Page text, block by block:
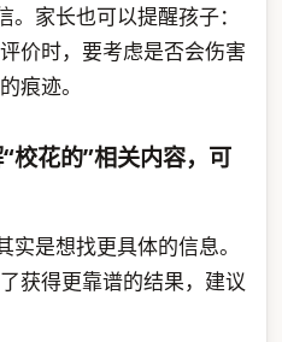
。家长也可以提醒孩子：
价时，要考虑是否会伤害
痕迹。
校花的”相关内容，可
实是想找更具体的信息。
获得更靠谱的结果，建议